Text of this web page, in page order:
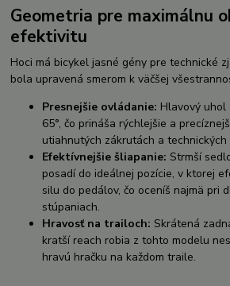
Geometria pre maximálnu
efektivitu
Hoci má bicykel jasné gény pre technické
bola upravená smerom k väčšej
Presnejšie ovládanie: Hlavový uhol
65°, čo prináša rýchlejšie a
utiahnutých zákrutách a technických
Efektívnejšie šliapanie: Strmší
posadí do ideálnej pozície, v ktorej
silu do pedálov, čo oceníš najmä pri
stúpaniach.
Hravosť na trailoch: Skrátená
kratší reach robia z tohto modelu
hravú hračku na každom traile.